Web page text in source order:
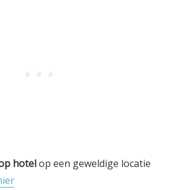
hotelop een geweldige locatie